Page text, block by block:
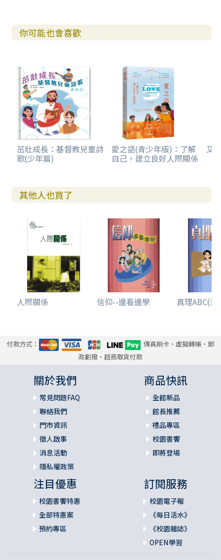
你可能也會喜歡
茁壯成長：基督教兒童詩
歌(少年篇)
愛之語(青少年版)：了解
自己，建立良好人際關係
艾
其他人也買了
人際關係 信仰--邊看邊學 真理ABC(漫
付款方式：
傳真刷卡、虛擬轉帳、郵
政劃撥、超商取貨付款
關於我們
常見問題FAQ
聯絡我們
門市資訊
徵人啟事
消息活動
隱私權政策
商品快訊
全館新品
館長推薦
禮品專區
校園書饗
即將登場
注目優惠
校園書饗特惠
全部特惠案
預約專區
訂閱服務
校園電子報
《每日活水》
《校園雜誌》
OPEN學習